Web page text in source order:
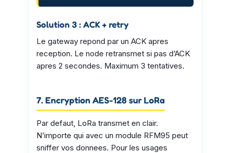
Solution 3 : ACK + retry
Le gateway repond par un ACK apres
reception. Le node retransmet si pas d’ACK
apres 2 secondes. Maximum 3 tentatives.
7. Encryption AES-128 sur LoRa
Par defaut, LoRa transmet en clair.
N’importe qui avec un module RFM95 peut
sniffer vos donnees. Pour les usages